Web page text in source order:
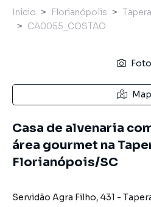
Início Florianópolis Tapera
CA0055_COSTAO
Casa de alvenaria
área gourmet na
Florianópois/SC
Servidão Agra Filho, 431 -